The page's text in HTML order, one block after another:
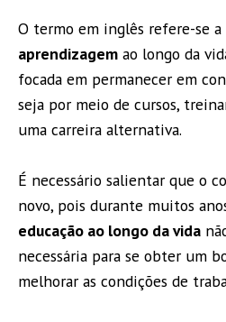
O termo em inglês refere-se a
aprendizagem ao longo da
focada em permanecer em
seja por meio de cursos,
uma carreira alternativa.
É necessário salientar que o
novo, pois durante muitos
educação ao longo da vida
necessária para se obter um
melhorar as condições de